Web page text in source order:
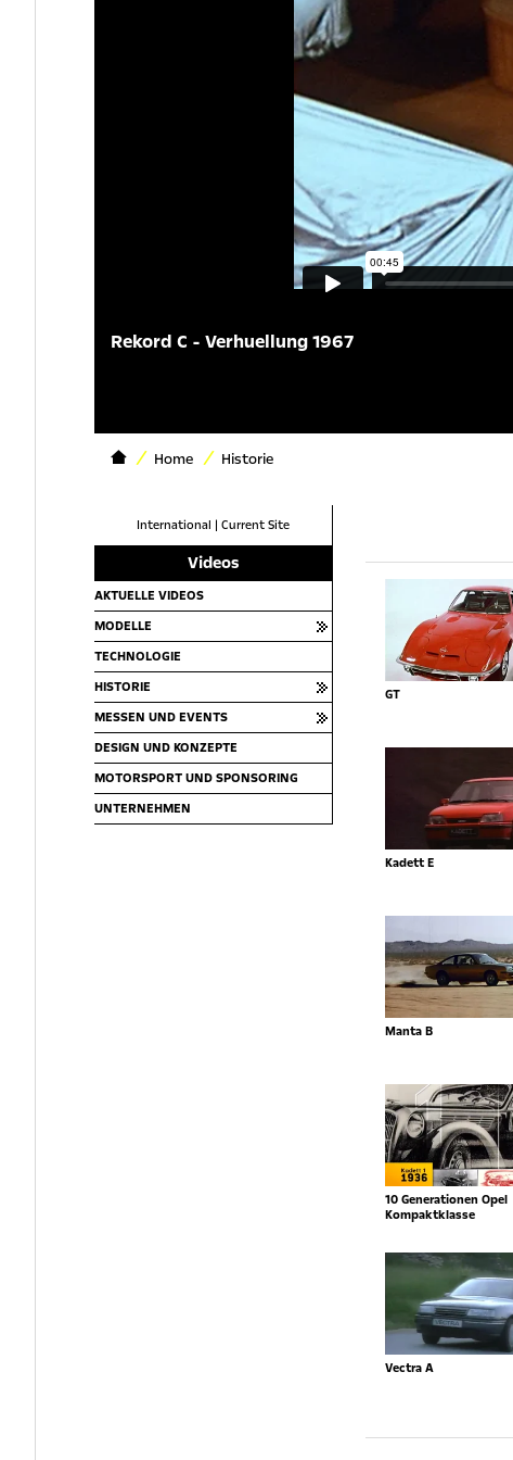
Rekord C - Verhuellung 1967
Home Historie
International | Current Site
Videos
AKTUELLE VIDEOS
MODELLE
TECHNOLOGIE
HISTORIE
MESSEN UND EVENTS
DESIGN UND KONZEPTE
MOTORSPORT UND SPONSORING
UNTERNEHMEN
GT
Kadett E
Manta B
10 Generationen Opel
Kompaktklasse
Vectra A